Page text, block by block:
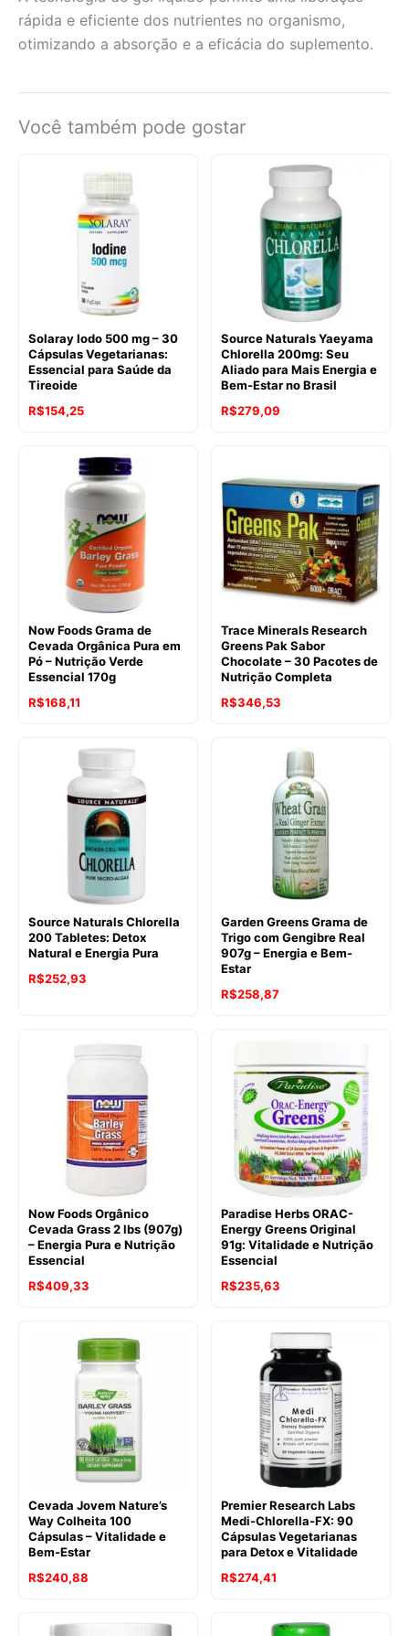
rápida e eficiente dos nutrientes no organismo,
otimizando a absorção e a eficácia do suplemento.
Você também pode gostar
Solaray Iodo 500 mg – 30
Cápsulas Vegetarianas:
Essencial para Saúde da
Tireoide
R$154,25
Source Naturals Yaeyama
Chlorella 200mg: Seu
Aliado para Mais Energia e
Bem-Estar no Brasil
R$279,09
Now Foods Grama de
Cevada Orgânica Pura em
Pó – Nutrição Verde
Essencial 170g
R$168,11
Trace Minerals Research
Greens Pak Sabor
Chocolate – 30 Pacotes de
Nutrição Completa
R$346,53
Source Naturals Chlorella
200 Tabletes: Detox
Natural e Energia Pura
R$252,93
Garden Greens Grama de
Trigo com Gengibre Real
907g – Energia e Bem-
Estar
R$258,87
Now Foods Orgânico
Cevada Grass 2 lbs (907g)
– Energia Pura e Nutrição
Essencial
R$409,33
Paradise Herbs ORAC-
Energy Greens Original
91g: Vitalidade e Nutrição
Essencial
R$235,63
Cevada Jovem Nature’s
Way Colheita 100
Cápsulas – Vitalidade e
Bem-Estar
R$240,88
Premier Research Labs
Medi-Chlorella-FX: 90
Cápsulas Vegetarianas
para Detox e Vitalidade
R$274,41